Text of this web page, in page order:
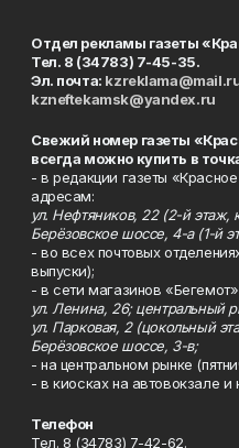
Отдел рекламы газеты
Тел. 8 (34783) 7-45-35.
Эл. почта:
kzneftekamsk@yandex.ru
Свежий номер газеты
всегда можно купить в
- в редакции газеты
адресам:
ул. Нефтяников, 22 (2-й этаж,
Берёзовское шоссе, 4-а (1-й
- во всех почтовых
выпуски);
- в сети магазинов
ул. Ленина, 26; центральный
ул. Парковая, 2 (цокольный
Берёзовское шоссе, 3-в;
- на центральном рынке
- в киосках на автовокзале
Телефон
Тел. 8 (34783) 7-42-62.